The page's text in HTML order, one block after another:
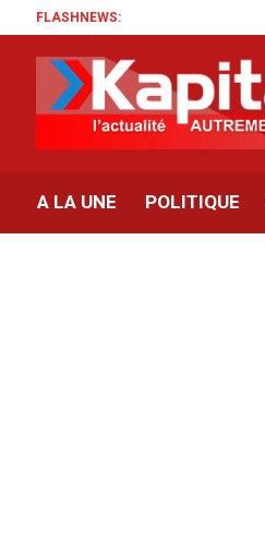
FLASHNEWS:
A LA UNE POLITIQUE